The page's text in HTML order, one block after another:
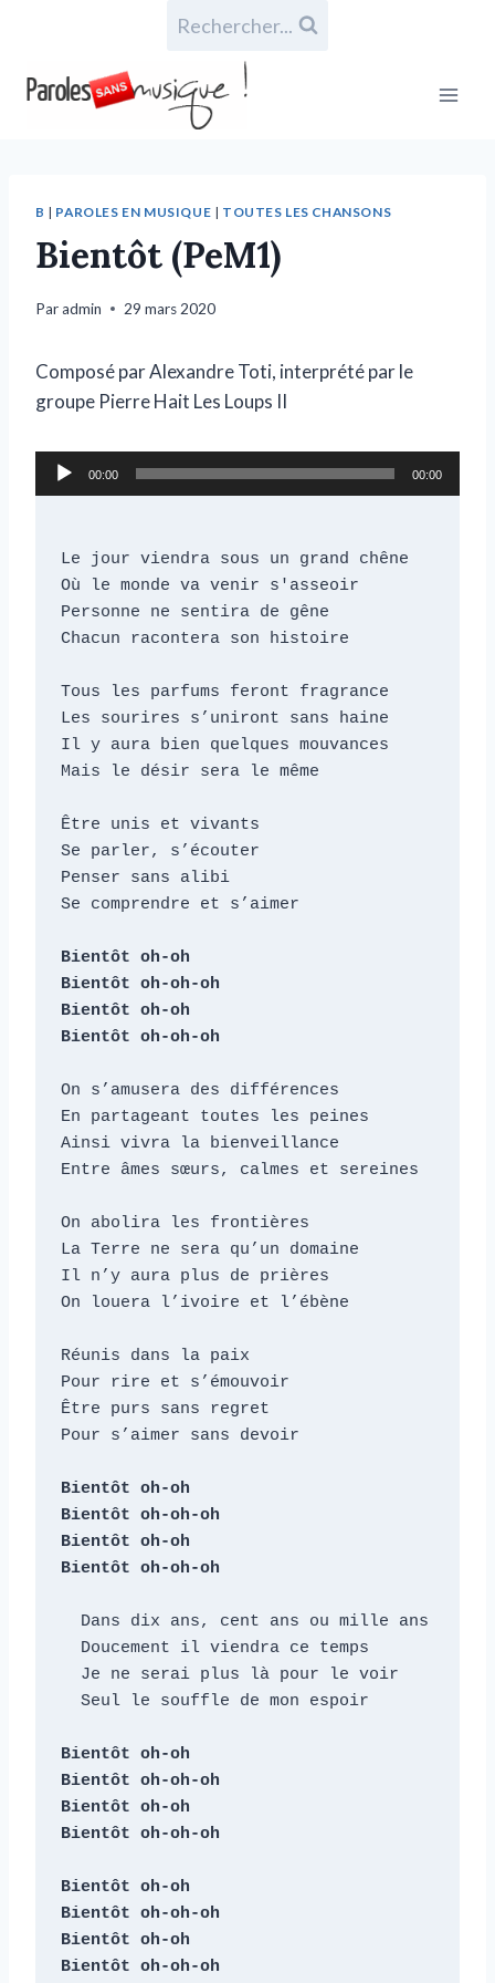
Rechercher...
B | PAROLES EN MUSIQUE | TOUTES LES CHANSONS
Bientôt (PeM1)
Paradmin 29 mars 2020
Composé par Alexandre Toti, interprété par le
groupe Pierre Hait Les Loups II
e
00:00 00:00
Le jour viendra sous un grand chêne
Où le monde va venir s'asseoir
Personne ne sentira de gêne
Chacun racontera son histoire
Tous les parfums feront fragrance
Les sourires s’uniront sans haine
Il y aura bien quelques mouvances
Mais le désir sera le même
Être unis et vivants
Se parler, s’écouter
Penser sans alibi
Se comprendre et s’aimer
Bientôt oh-oh
Bientôt oh-oh-oh
Bientôt oh-oh
Bientôt oh-oh-oh
On s’amusera des différences
En partageant toutes les peines
Ainsi vivra la bienveillance
Entre âmes sœurs, calmes et sereines
On abolira les frontières
La Terre ne sera qu’un domaine
Il n’y aura plus de prières
On louera l’ivoire et l’ébène
Réunis dans la paix
Pour rire et s’émouvoir
Être purs sans regret
Pour s’aimer sans devoir
Bientôt oh-oh
Bientôt oh-oh-oh
Bientôt oh-oh
Bientôt oh-oh-oh
Bientôt oh-oh
Bientôt oh-oh-oh
Bientôt oh-oh
Bientôt oh-oh-oh
Bientôt oh-oh
Bientôt oh-oh-oh
Bientôt oh-oh
Bientôt oh-oh-oh